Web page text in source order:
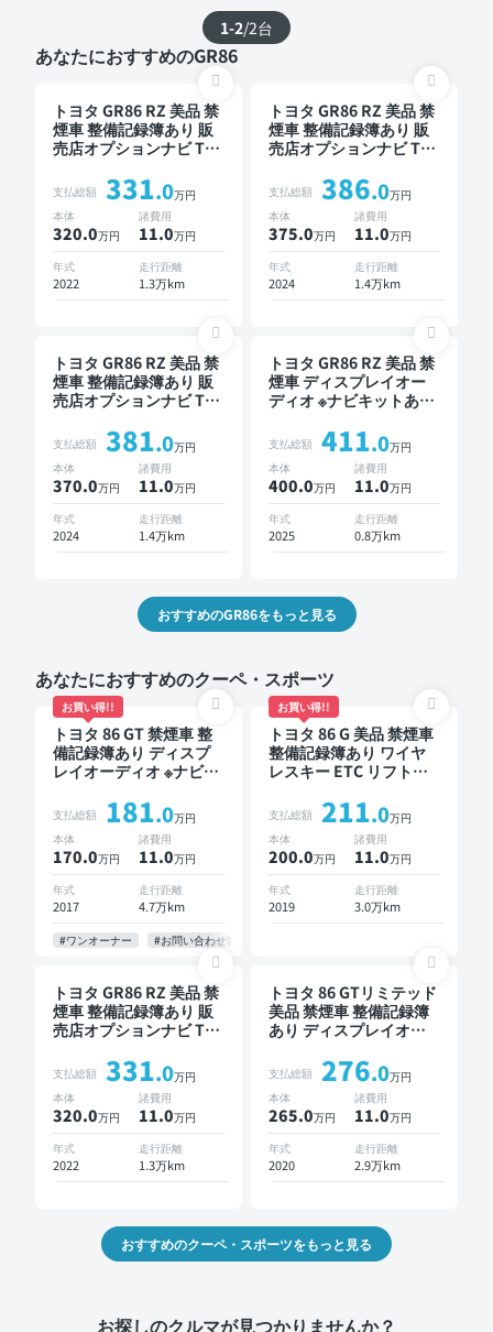
1-2/2台
あなたにおすすめのGR86
トヨタ GR86 RZ 美品 禁
煙車 整備記録簿あり 販
売店オプションナビ TV
クモニター ドライブレ
コーダー
支払総額 331.0万円
本体
320.0万円
諸費用
11.0万円
年式
2022
走行距離
1.3万km
トヨタ GR86 RZ 美品 禁
煙車 整備記録簿あり 販
売店オプションナビ TV
ター オートクルーズ ス
マートキー ETC バック
モニター ドライブレコ
ーダー 衝突軽減
支払総額 386.0万円
本体
375.0万円
諸費用
11.0万円
年式
2024
走行距離
1.4万km
トヨタ GR86 RZ 美品 禁
煙車 整備記録簿あり 販
売店オプションナビ TV
ター オートクルーズ ス
マートキー ETC バック
モニター ドライブレコ
ーダー フルエアロ 衝突
軽減
支払総額 381.0万円
本体
370.0万円
諸費用
11.0万円
年式
2024
走行距離
1.4万km
トヨタ GR86 RZ 美品 禁
煙車 ディスプレイオー
ディオ ※ナビキットあり
ラー ETC バックモニタ
ー ドライブレコーダー
支払総額 411.0万円
本体
400.0万円
諸費用
11.0万円
年式
2025
走行距離
0.8万km
おすすめのGR86をもっと見る
あなたにおすすめのクーペ・スポーツ
お買い得!!
トヨタ 86 GT 禁煙車 整
備記録簿あり ディスプ
レイオーディオ ※ナビキ
ーズ スマートキー ETC
バックモニター
支払総額 181.0万円
本体
170.0万円
諸費用
11.0万円
年式
2017
走行距離
4.7万km
#ワンオーナー #お問い合わせ歓迎
お買い得!!
トヨタ 86 G 美品 禁煙車
整備記録簿あり ワイヤ
レスキー ETC リフトア
支払総額 211.0万円
本体
200.0万円
諸費用
11.0万円
年式
2019
走行距離
3.0万km
トヨタ GR86 RZ 美品 禁
煙車 整備記録簿あり 販
売店オプションナビ TV
クモニター ドライブレ
コーダー
支払総額 331.0万円
本体
320.0万円
諸費用
11.0万円
年式
2022
走行距離
1.3万km
トヨタ 86 GTリミテッド
美品 禁煙車 整備記録簿
あり ディスプレイオー
バックモニター ドライ
ブレコーダー
支払総額 276.0万円
本体
265.0万円
諸費用
11.0万円
年式
2020
走行距離
2.9万km
おすすめのクーペ・スポーツをもっと見る
お探しのクルマが見つかりませんか？